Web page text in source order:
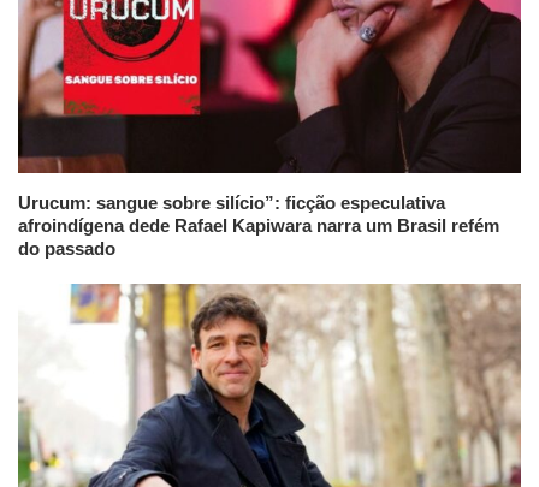
Urucum: sangue sobre silício”: ficção especulativa
afroindígena dede Rafael Kapiwara narra um Brasil refém
do passado